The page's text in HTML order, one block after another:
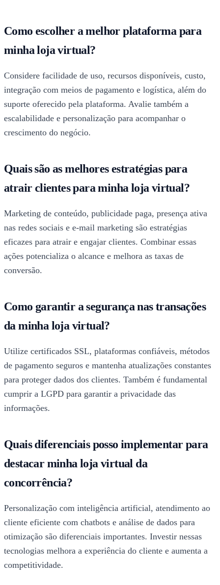
Como escolher a melhor plataforma para
minha loja virtual?
Considere facilidade de uso, recursos disponíveis, custo,
integração com meios de pagamento e logística, além do
suporte oferecido pela plataforma. Avalie também a
escalabilidade e personalização para acompanhar o
crescimento do negócio.
Quais são as melhores estratégias para
atrair clientes para minha loja virtual?
Marketing de conteúdo, publicidade paga, presença ativa
nas redes sociais e e-mail marketing são estratégias
eficazes para atrair e engajar clientes. Combinar essas
ações potencializa o alcance e melhora as taxas de
conversão.
Como garantir a segurança nas transações
da minha loja virtual?
Utilize certificados SSL, plataformas confiáveis, métodos
de pagamento seguros e mantenha atualizações constantes
para proteger dados dos clientes. Também é fundamental
cumprir a LGPD para garantir a privacidade das
informações.
Quais diferenciais posso implementar para
destacar minha loja virtual da
concorrência?
Personalização com inteligência artificial, atendimento ao
cliente eficiente com chatbots e análise de dados para
otimização são diferenciais importantes. Investir nessas
tecnologias melhora a experiência do cliente e aumenta a
competitividade.